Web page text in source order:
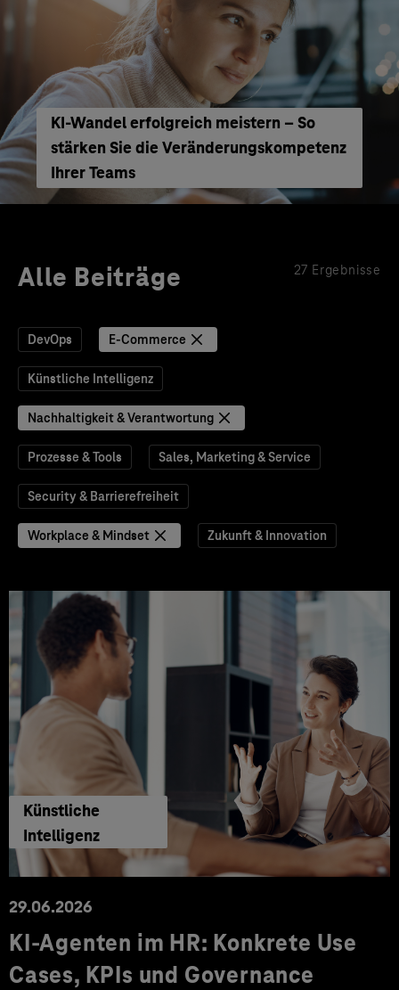
KI-Wandel erfolgreich meistern – So
stärken Sie die Veränderungskompetenz
Ihrer Teams
Alle Beiträge 27 Ergebnisse
DevOps E-Commerce
Künstliche Intelligenz
Nachhaltigkeit & Verantwortung
Prozesse & Tools Sales, Marketing & Service
Security & Barrierefreiheit
Workplace & Mindset Zukunft & Innovation
Künstliche
Intelligenz
29.06.2026
KI‑Agenten im HR: Konkrete Use
Cases, KPIs und Governance